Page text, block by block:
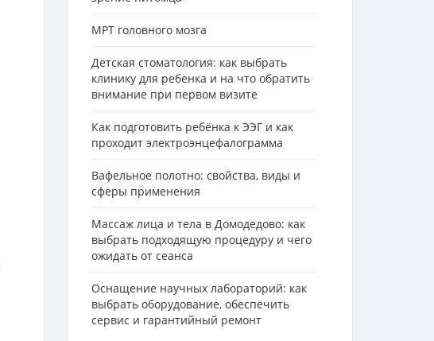
МРТ головного мозга
Детская стоматология: как выбрать
клинику для ребенка и на что обратить
внимание при первом визите
Как подготовить ребёнка к ЭЭГ и как
проходит электроэнцефалограмма
Вафельное полотно: свойства, виды и
сферы применения
Массаж лица и тела в Домодедово: как
выбрать подходящую процедуру и чего
ожидать от сеанса
Оснащение научных лабораторий: как
выбрать оборудование, обеспечить
сервис и гарантийный ремонт